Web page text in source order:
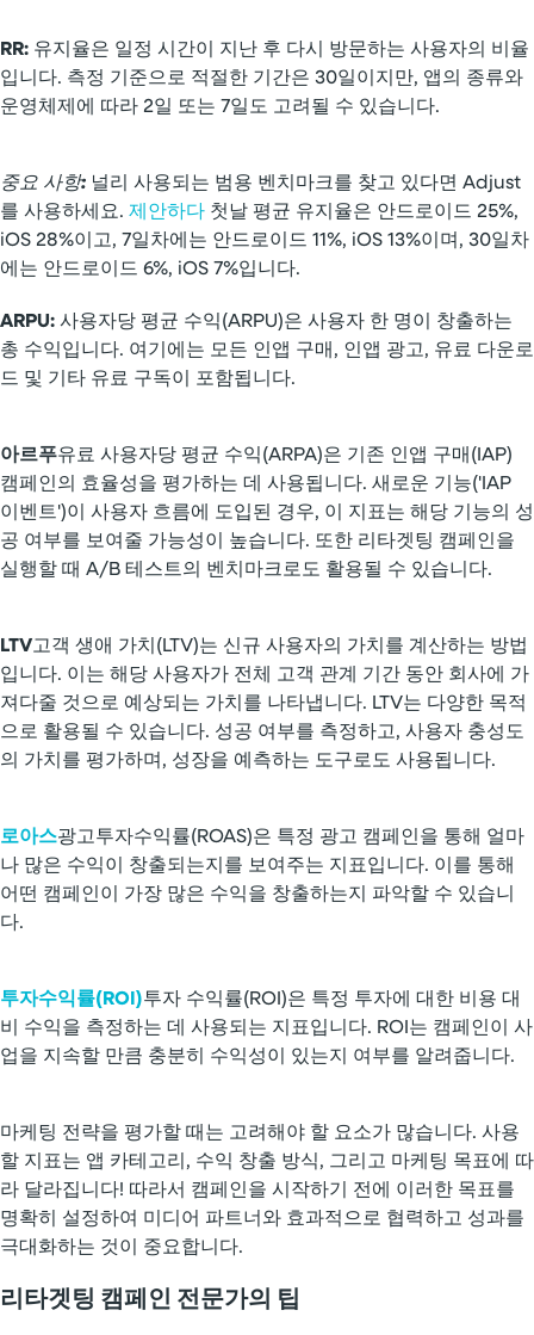
RR: 유지율은 일정 시간이 지난 후 다시 방문하는 사용자의 비율
입니다. 측정 기준으로 적절한 기간은 30일이지만, 앱의 종류와
운영체제에 따라 2일 또는 7일도 고려될 수 있습니다.
중요 사항: 널리 사용되는 범용 벤치마크를 찾고 있다면 Adjust
를 사용하세요. 제안하다 첫날 평균 유지율은 안드로이드 25%,
iOS 28%이고, 7일차에는 안드로이드 11%, iOS 13%이며, 30일차
에는 안드로이드 6%, iOS 7%입니다.
ARPU: 사용자당 평균 수익(ARPU)은 사용자 한 명이 창출하는
총 수익입니다. 여기에는 모든 인앱 구매, 인앱 광고, 유료 다운로
드 및 기타 유료 구독이 포함됩니다.
아르푸유료 사용자당 평균 수익(ARPA)은 기존 인앱 구매(IAP)
캠페인의 효율성을 평가하는 데 사용됩니다. 새로운 기능('IAP
이벤트')이 사용자 흐름에 도입된 경우, 이 지표는 해당 기능의 성
공 여부를 보여줄 가능성이 높습니다. 또한 리타겟팅 캠페인을
실행할 때 A/B 테스트의 벤치마크로도 활용될 수 있습니다.
LTV고객 생애 가치(LTV)는 신규 사용자의 가치를 계산하는 방법
입니다. 이는 해당 사용자가 전체 고객 관계 기간 동안 회사에 가
져다줄 것으로 예상되는 가치를 나타냅니다. LTV는 다양한 목적
으로 활용될 수 있습니다. 성공 여부를 측정하고, 사용자 충성도
의 가치를 평가하며, 성장을 예측하는 도구로도 사용됩니다.
로아스광고투자수익률(ROAS)은 특정 광고 캠페인을 통해 얼마
나 많은 수익이 창출되는지를 보여주는 지표입니다. 이를 통해
어떤 캠페인이 가장 많은 수익을 창출하는지 파악할 수 있습니
다.
투자수익률(ROI)투자 수익률(ROI)은 특정 투자에 대한 비용 대
비 수익을 측정하는 데 사용되는 지표입니다. ROI는 캠페인이 사
업을 지속할 만큼 충분히 수익성이 있는지 여부를 알려줍니다.
마케팅 전략을 평가할 때는 고려해야 할 요소가 많습니다. 사용
할 지표는 앱 카테고리, 수익 창출 방식, 그리고 마케팅 목표에 따
라 달라집니다! 따라서 캠페인을 시작하기 전에 이러한 목표를
명확히 설정하여 미디어 파트너와 효과적으로 협력하고 성과를
극대화하는 것이 중요합니다.
리타겟팅 캠페인 전문가의 팁